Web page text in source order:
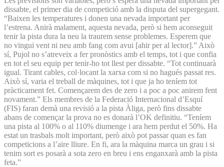
dissabte, el primer dia de competició amb la disputa del supergegant.
“Baixen les temperatures i donen una nevada important per
l’estrena. Anirà malament, aquesta nevada, però si hem aconseguit
tenir la pista dura la neu la traurem sense problemes. Esperem que
no vingui vent ni neu amb fang com avui [ahir per al lector].” Això
sí, Pujol no s’atreveix a fer pronòstics amb el temps, tot i que confia
en tot el seu equip per tenir-ho tot llest per dissabte. “Tot continuarà
igual. Tirant cables, col·locant la xarxa com si no hagués passat res.
Això sí, varia el treball de màquines, tot i que ja ho teníem tot
pràcticament fet. Començarem des de zero i a poc a poc anirem fent
novament.” Els membres de la Federació Internacional d’Esquí
(FIS) faran demà una revisió a la pista Àliga, però fins dissabte
abans de començar la prova no es donarà l’OK definitiu. “Teníem
una pista al 100% o al 110% diumenge i ara hem perdut el 50%. Ha
estat un trasbals molt important, però això pot passar quan es fan
competicions a l’aire lliure. En fi, ara la màquina marca un grau i si
tenim sort es posarà a sota zero en breu i ens enganxarà amb la pista
feta.”